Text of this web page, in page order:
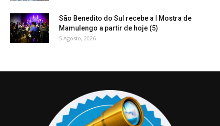
São Benedito do Sul recebe a I Mostra de
Mamulengo a partir de hoje (5)
5 Agosto, 2026